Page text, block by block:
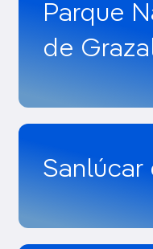
Parque
de
Sanlúcar